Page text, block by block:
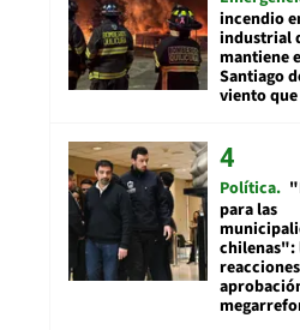
incendio
industrial
mantiene
Santiago
viento que
Política
para las
chilenas":